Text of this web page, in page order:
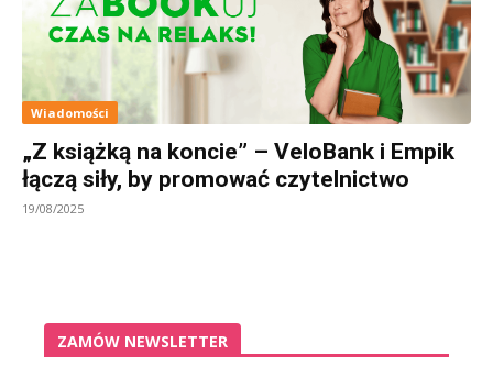
Wiadomości
„Z książką na koncie” – VeloBank i Empik
łączą siły, by promować czytelnictwo
19/08/2025
ZAMÓW NEWSLETTER